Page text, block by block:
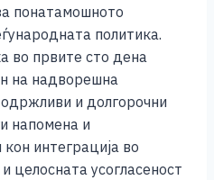
понатамошното
политика.
во првите сто дена
на надворешна
и долгорочни
напомена и
интеграција во
целосната усогласеност